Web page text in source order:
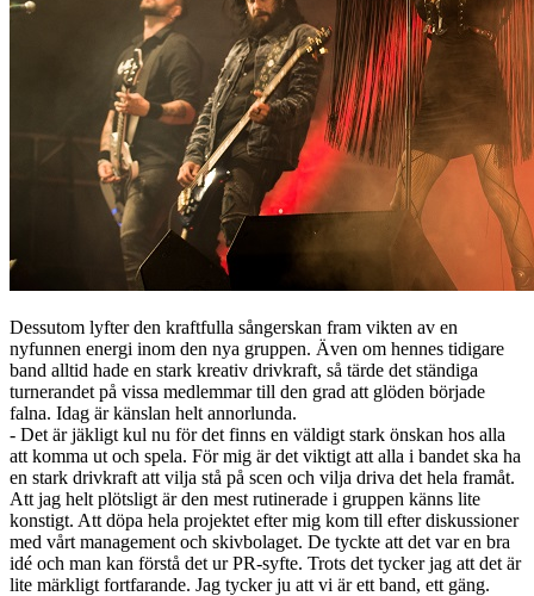
Dessutom lyfter den kraftfulla sångerskan fram vikten av en
nyfunnen energi inom den nya gruppen. Även om hennes tidigare
band alltid hade en stark kreativ drivkraft, så tärde det ständiga
turnerandet på vissa medlemmar till den grad att glöden började
falna. Idag är känslan helt annorlunda.
- Det är jäkligt kul nu för det finns en väldigt stark önskan hos alla
att komma ut och spela. För mig är det viktigt att alla i bandet ska ha
en stark drivkraft att vilja stå på scen och vilja driva det hela framåt.
Att jag helt plötsligt är den mest rutinerade i gruppen känns lite
konstigt. Att döpa hela projektet efter mig kom till efter diskussioner
med vårt management och skivbolaget. De tyckte att det var en bra
idé och man kan förstå det ur PR-syfte. Trots det tycker jag att det är
lite märkligt fortfarande. Jag tycker ju att vi är ett band, ett gäng.